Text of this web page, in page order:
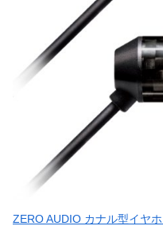
ZERO AUDIO カナル型イヤ